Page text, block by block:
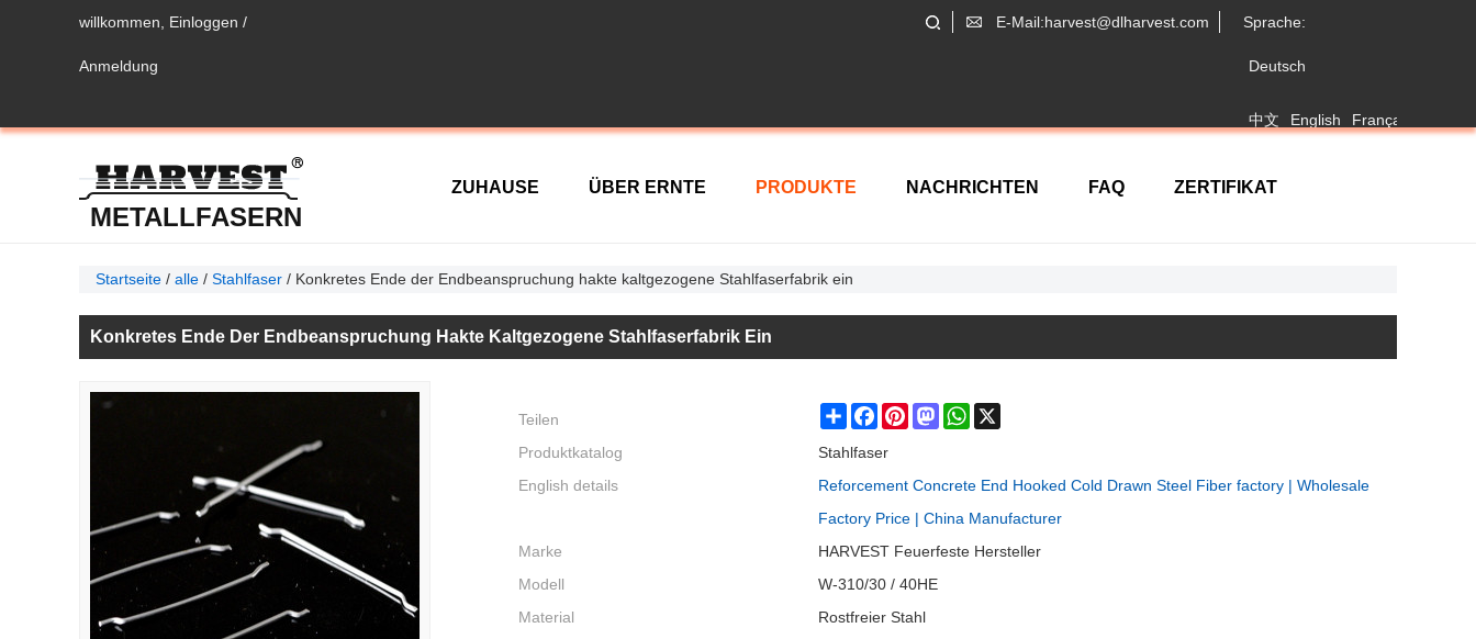
willkommen, Einloggen /
Anmeldung
E-Mail:harvest@dlharvest.com Sprache:
Deutsch
中文 English Français
METALLFASERN
ZUHAUSE ÜBER ERNTE PRODUKTE NACHRICHTEN FAQ ZERTIFIKAT
Startseite / alle / Stahlfaser / Konkretes Ende der Endbeanspruchung hakte kaltgezogene Stahlfaserfabrik ein
Konkretes Ende Der Endbeanspruchung Hakte Kaltgezogene Stahlfaserfabrik Ein
Teilen ShareFacebookPinterestMastodonWhatsApp
Produktkatalog
Stahlfaser
English details
Reforcement Concrete End Hooked Cold Drawn Steel Fiber factory | Wholesale
Factory Price | China Manufacturer
Marke
HARVEST Feuerfeste Hersteller
Modell
W-310/30 / 40HE
Material
Rostfreier Stahl